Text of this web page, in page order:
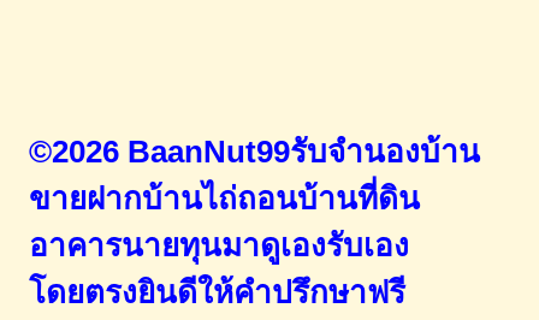
©2026 BaanNut99รับจำนองบ้าน
ขายฝากบ้านไถ่ถอนบ้านที่ดิน
อาคารนายทุนมาดูเองรับเอง
โดยตรงยินดีให้คำปรึกษาฟรี